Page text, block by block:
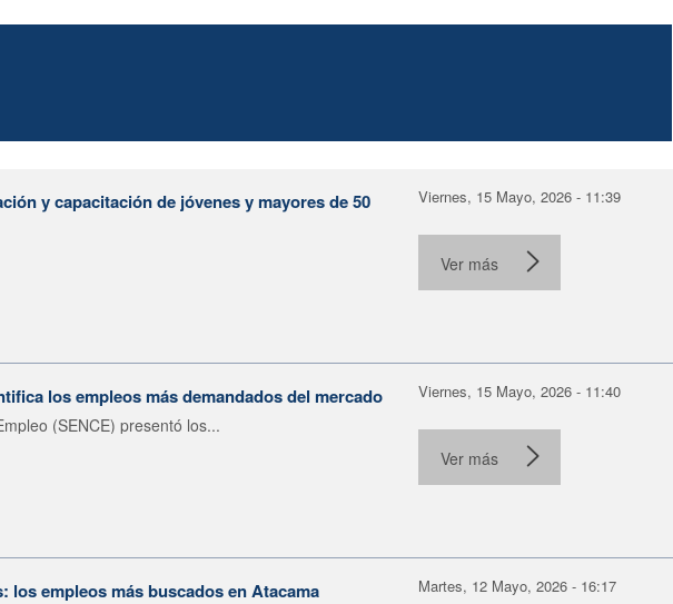
y capacitación de jóvenes y mayores de 50 Viernes, 15 Mayo, 2026 - 11:39
Ver más
los empleos más demandados del mercado
(SENCE) presentó los...
Viernes, 15 Mayo, 2026 - 11:40
Ver más
los empleos más buscados en Atacama Martes, 12 Mayo, 2026 - 16:17